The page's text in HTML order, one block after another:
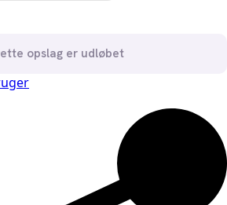
opslag er udløbet